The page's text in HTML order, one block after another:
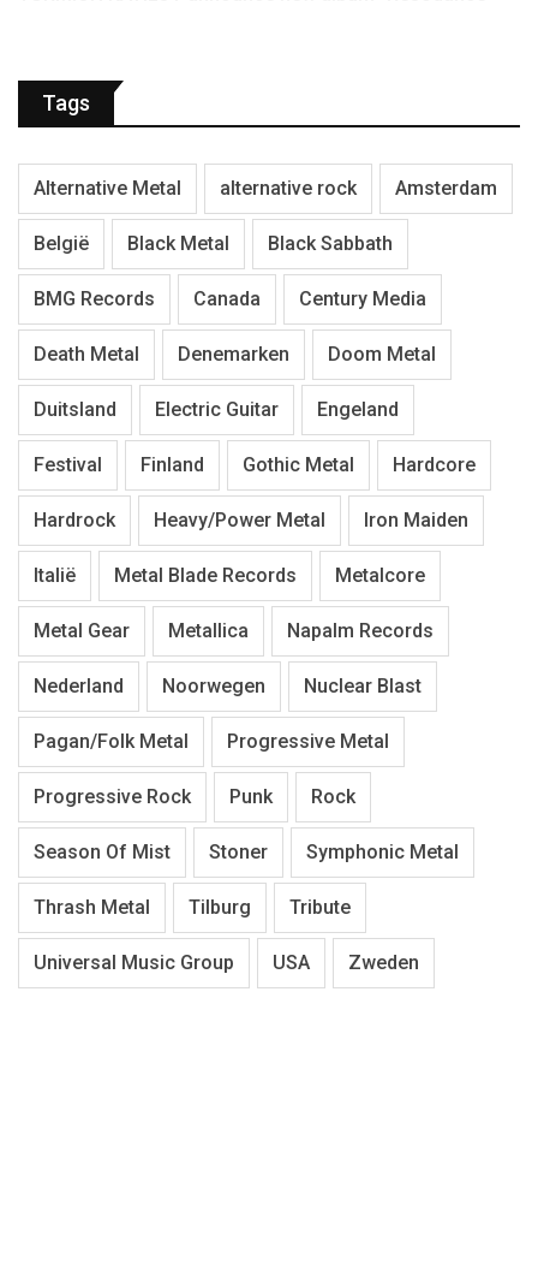
Tags
Alternative Metal alternative rock Amsterdam
België Black Metal Black Sabbath
BMG Records Canada Century Media
Death Metal Denemarken Doom Metal
Duitsland Electric Guitar Engeland
Festival Finland Gothic Metal Hardcore
Hardrock Heavy/Power Metal Iron Maiden
Italië Metal Blade Records Metalcore
Metal Gear Metallica Napalm Records
Nederland Noorwegen Nuclear Blast
Pagan/Folk Metal Progressive Metal
Progressive Rock Punk Rock
Season Of Mist Stoner Symphonic Metal
Thrash Metal Tilburg Tribute
Universal Music Group USA Zweden